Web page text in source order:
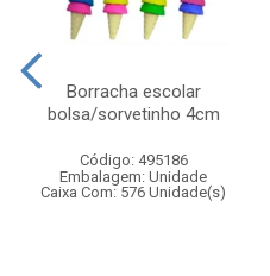
Borracha escolar
bolsa/sorvetinho 4cm
Código: 495186
Embalagem: Unidade
Caixa Com: 576 Unidade(s)